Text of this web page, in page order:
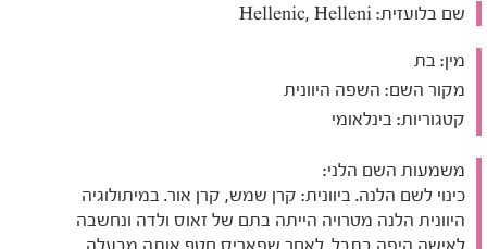
שם בלועזית:
מין: בת
מקור השם: השפה היוונית
קטגוריות: בינלאומי
משמעות השם הלני:
כינוי לשם הלנה. ביוונית: קרן שמש, קרן אור. במיתולוגיה
היוונית הלנה מטרויה הייתה בתם של זאוס ולדה ונחשבה